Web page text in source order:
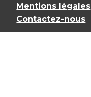
Mentions légales
Contactez-nous